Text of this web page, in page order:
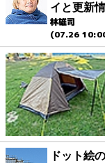
イと更新情
林雄司
(07.26
ドット絵